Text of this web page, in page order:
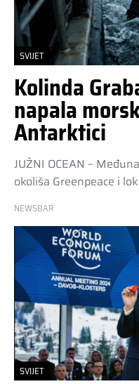
SVIJET
Kolinda
napala
Antarktici
JUŽNI OCEAN –
okoliša Greenpeace i
NEWSBAR
SVIJET